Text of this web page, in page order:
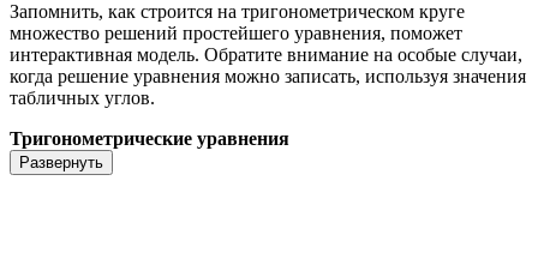
Запомнить, как строится на тригонометрическом круге
множество решений простейшего уравнения, поможет
интерактивная модель. Обратите внимание на особые случаи,
когда решение уравнения можно записать, используя значения
табличных углов.
Тригонометрические уравнения